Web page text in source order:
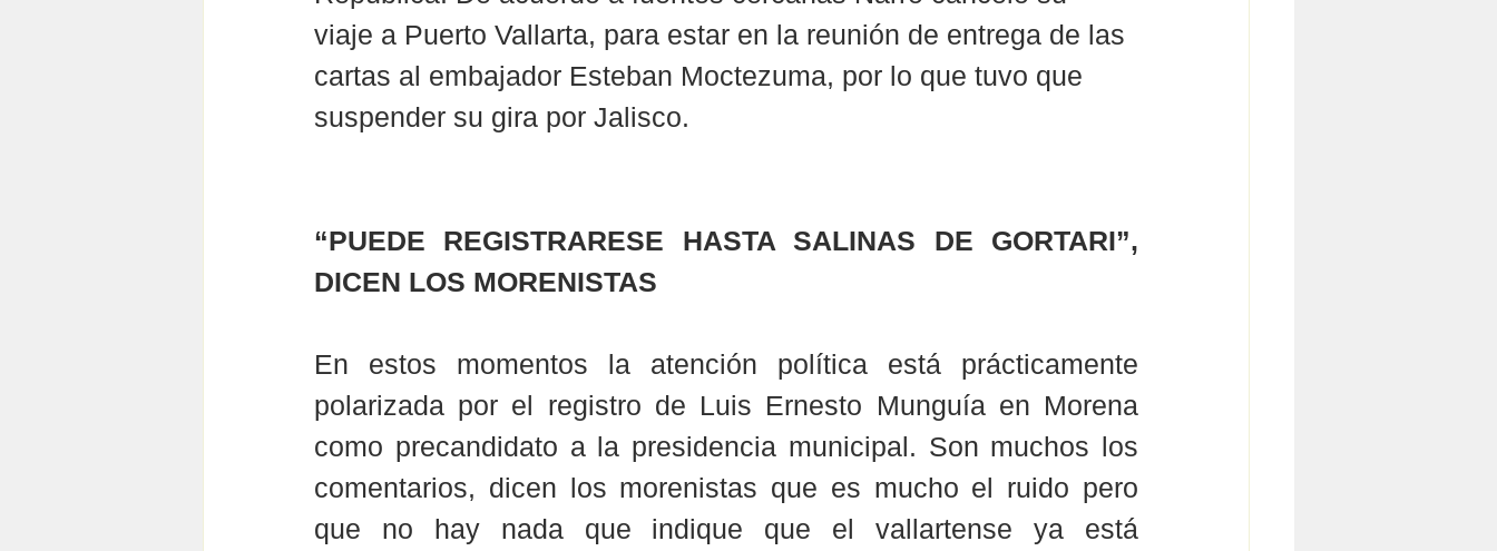
viaje a Puerto Vallarta, para estar en la reunión de entrega de las
cartas al embajador Esteban Moctezuma, por lo que tuvo que
suspender su gira por Jalisco.
“PUEDE REGISTRARESE HASTA SALINAS DE GORTARI”,
DICEN LOS MORENISTAS
En estos momentos la atención política está prácticamente
polarizada por el registro de Luis Ernesto Munguía en Morena
como precandidato a la presidencia municipal. Son muchos los
comentarios, dicen los morenistas que es mucho el ruido pero
que no hay nada que indique que el vallartense ya está